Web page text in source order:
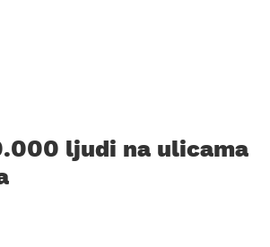
ljudi na ulicama